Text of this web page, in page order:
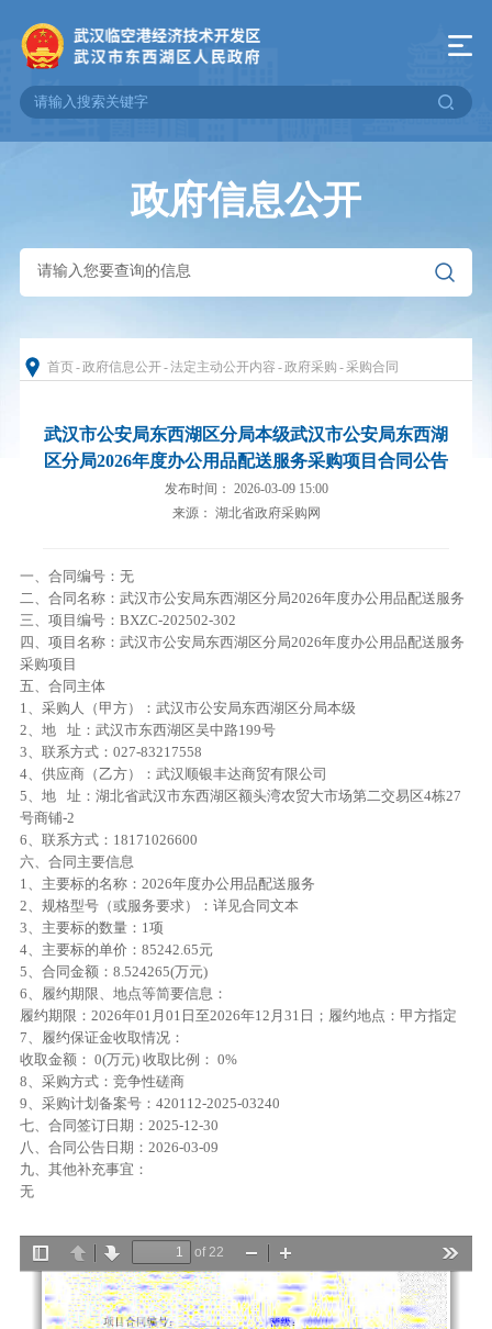
政府信息公开
首页-政府信息公开-法定主动公开内容 -政府采购 -采购合同
武汉市公安局东西湖区分局本级武汉市公安局东西湖
区分局2026年度办公用品配送服务采购项目合同公告
发布时间： 2026-03-09 15:00
来源： 湖北省政府采购网
一、合同编号：无
二、合同名称：武汉市公安局东西湖区分局2026年度办公用品配送服务
三、项目编号：BXZC-202502-302
四、项目名称：武汉市公安局东西湖区分局2026年度办公用品配送服务
采购项目
五、合同主体
1、采购人（甲方）：武汉市公安局东西湖区分局本级
2、地 址：武汉市东西湖区吴中路199号
3、联系方式：027-83217558
4、供应商（乙方）：武汉顺银丰达商贸有限公司
5、地 址：湖北省武汉市东西湖区额头湾农贸大市场第二交易区4栋27
号商铺-2
6、联系方式：18171026600
六、合同主要信息
1、主要标的名称：2026年度办公用品配送服务
2、规格型号（或服务要求）：详见合同文本
3、主要标的数量：1项
4、主要标的单价：85242.65元
5、合同金额：8.524265(万元)
6、履约期限、地点等简要信息：
履约期限：2026年01月01日至2026年12月31日；履约地点：甲方指定
7、履约保证金收取情况：
收取金额： 0(万元) 收取比例： 0%
8、采购方式：竞争性磋商
9、采购计划备案号：420112-2025-03240
七、合同签订日期：2025-12-30
八、合同公告日期：2026-03-09
九、其他补充事宜：
无